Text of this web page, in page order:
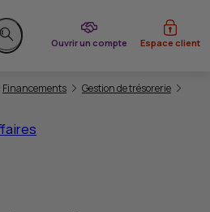
Rechercher sur le site
Ouvrir un compte
du CIC Espace client
Financements
Gestion de trésorerie